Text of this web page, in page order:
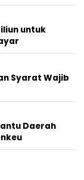
untuk
Syarat Wajib
Daerah